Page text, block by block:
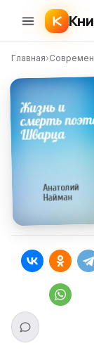
Главная›